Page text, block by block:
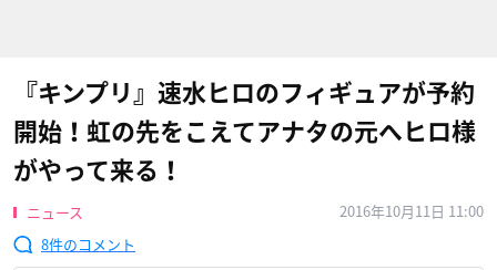
『キンプリ』速水ヒロのフィギュアが予約
開始！虹の先をこえてアナタの元へヒロ様
がやって来る！
ニュース
2016年10月11日 11:00
8